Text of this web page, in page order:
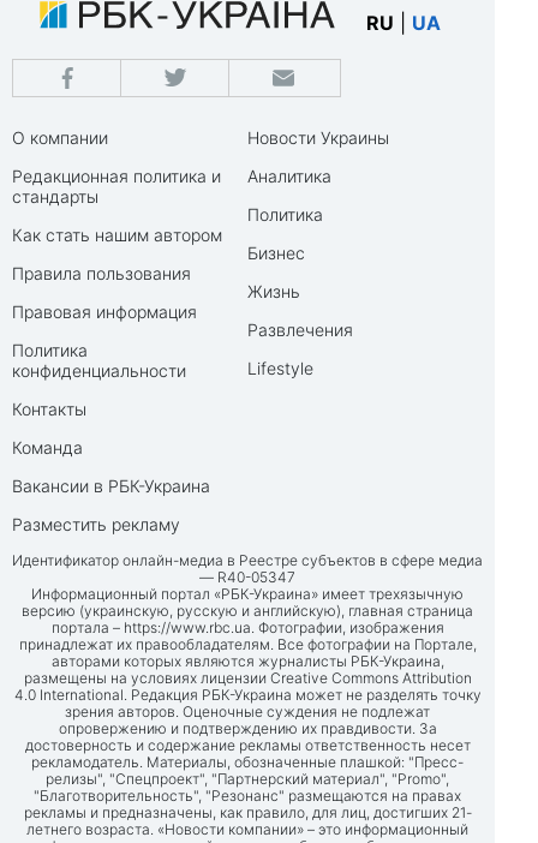
RU UA
О компании
Редакционная политика и
стандарты
Как стать нашим автором
Правила пользования
Правовая информация
Политика
конфиденциальности
Контакты
Команда
Вакансии в РБК-Украина
Разместить рекламу
Новости Украины
Аналитика
Политика
Бизнес
Жизнь
Развлечения
Lifestyle
Идентификатор онлайн-медиа в Реестре субъектов в сфере медиа
— R40-05347
Информационный портал «РБК-Украина» имеет трехязычную
версию (украинскую, русскую и английскую), главная страница
портала – https://www.rbc.ua. Фотографии, изображения
принадлежат их правообладателям. Все фотографии на Портале,
авторами которых являются журналисты РБК-Украина,
размещены на условиях лицензии Creative Commons Attribution
4.0 International. Редакция РБК-Украина может не разделять точку
зрения авторов. Оценочные суждения не подлежат
опровержению и подтверждению их правдивости. За
достоверность и содержание рекламы ответственность несет
рекламодатель. Материалы, обозначенные плашкой: "Пресс-
релизы", "Спецпроект", "Партнерский материал", "Promo",
"Благотворительность", "Резонанс" размещаются на правах
рекламы и предназначены, как правило, для лиц, достигших 21-
летнего возраста. «Новости компании» – это информационный